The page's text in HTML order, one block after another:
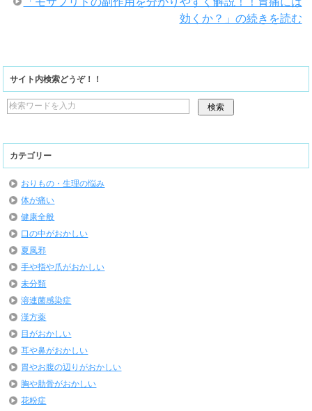
効くか？」の続きを読む
サイト内検索どうぞ！！
カテゴリー
おりもの・生理の悩み
体が痛い
健康全般
口の中がおかしい
夏風邪
手や指や爪がおかしい
未分類
溶連菌感染症
漢方薬
目がおかしい
耳や鼻がおかしい
胃やお腹の辺りがおかしい
胸や肋骨がおかしい
花粉症